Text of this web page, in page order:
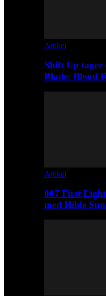
Artikel
Shift Up tager
Blade: Blood
Artikel
007 First
med Hilde